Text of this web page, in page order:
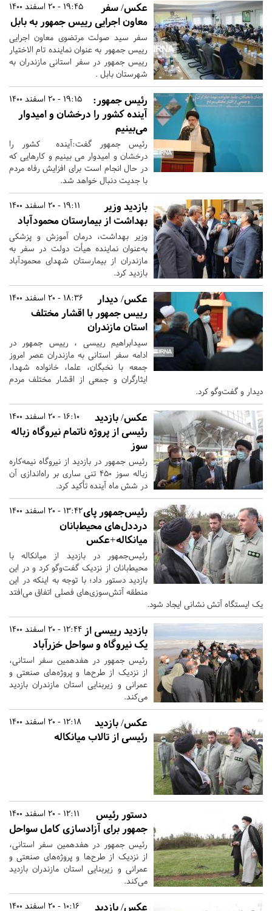
19:45 - 20 اسفند 1400
عکس/ سفر
معاون اجرایی رییس جمهور به بابل
سفر سید صولت مرتضوی معاون اجرایی
رییس جمهور به عنوان نماینده تام الاختیار
رییس جمهور در سفر استانی مازندران به
شهرستان بابل .
19:15 - 20 اسفند 1400
رئیس جمهور:
آینده کشور را درخشان و امیدوار
می‌بینیم
رئیس جمهور گفت:آینده کشور را
درخشان و امیدوار می بینیم و کارهایی که
در حال انجام است برای افزایش رفاه مردم
با جدیت دنبال خواهد شد.
19:11 - 20 اسفند 1400
بازدید وزیر
بهداشت از بیمارستان محمودآباد
وزیر بهداشت، درمان آموزش و پزشکی
به‌عنوان نماینده هیأت دولت در سفر به
مازندران از بیمارستان شهدای محمودآباد
بازدید کرد.
18:36 - 20 اسفند 1400
عکس/ دیدار
رییس جمهور با اقشار مختلف
استان مازندران
سیدابراهیم رییسی ، رییس جمهور در
ادامه سفر استانی به مازندران عصر امروز
جمعه با نخبگان، علما، خانواده شهدا،
ایثارگران و جمعی از اقشار مختلف مردم
دیدار و گفت‌وگو کرد.
16:10 - 20 اسفند 1400
عکس/ بازدید
رئیسی از پروژه ناتمام نیروگاه زباله
سوز
رئیس جمهور در بازدید از نیروگاه نیمه‌کاره
زباله سوز ۴۵۰ تنی ساری بر راه‌اندازی آن
در شش ماه آینده تأکید کرد.
13:42 - 20 اسفند 1400رئیس‌جمهور پای
درددل‌های محیط‌بانان
میانکاله+عکس
رئیس‌جمهور در بازدید از میانکاله با
محیط‌بانان از نزدیک گفت‌وگو کرد و در این
بازدید دستور داد؛ با توجه به اینکه در این
منطقه آتش‌سوزی‌های فصلی اتفاق می‌افتد
یک ایستگاه آتش نشانی ایجاد شود.
12:44 - 20 اسفند 1400 بازدید رییسی از
یک نیروگاه و سواحل خزرآباد
رئیس جمهور در هفدهمین سفر استانی‌،
از نزدیک از ‌طرح‌ها و پروژه‌های صنعتی و
عمرانی و زیربنایی ‌استان مازندران بازدید
می‌کند.
12:18 - 20 اسفند 1400
عکس/ بازدید
رئیسی از تالاب میانکاله
12:11 - 20 اسفند 1400
دستور رئیس
جمهور برای آزادسازی کامل سواحل‌
رئیس جمهور در هفدهمین سفر استانی‌،
از نزدیک از ‌طرح‌ها و پروژه‌های صنعتی و
عمرانی و زیربنایی ‌استان مازندران بازدید
می‌کند.
10:16 - 20 اسفند 1400 عکس/ بازدید